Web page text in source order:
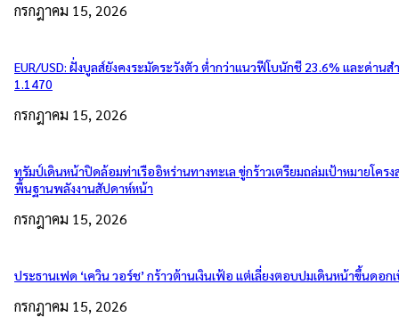
กรกฎาคม 15, 2026
EUR/USD: ฝั่งบูลส์ยังคงระมัดระวังตัว ต่ำกว่าแนวฟีโบนักชี 23.6% และด่าน
1.1470
กรกฎาคม 15, 2026
ทรัมป์เดินหน้าปิดล้อมท่าเรืออิหร่านทางทะเล ขู่กร้าวเตรียมถล่มเป้าหมายโครง
พื้นฐานพลังงานสัปดาห์หน้า
กรกฎาคม 15, 2026
ประธานเฟด ‘เควิน วอร์ช’ กร้าวต้านเงินเฟ้อ แต่เลี่ยงตอบปมเดินหน้าขึ้นดอก
กรกฎาคม 15, 2026